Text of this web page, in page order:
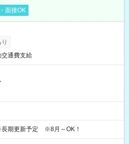
面接OK
通費支給
期更新予定 ※8月～OK！